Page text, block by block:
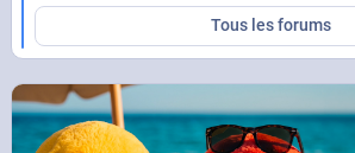
Tous les forums